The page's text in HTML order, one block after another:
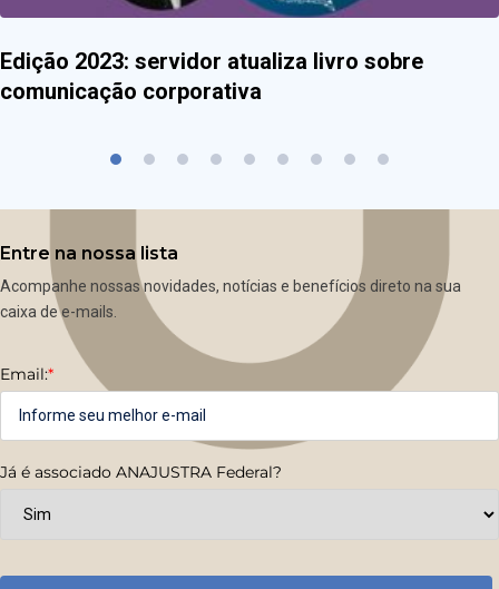
Edição 2023: servidor atualiza livro sobre
comunicação corporativa
Entre na nossa lista
Acompanhe nossas novidades, notícias e benefícios direto na sua
caixa de e-mails.
Email:*
Já é associado ANAJUSTRA Federal?